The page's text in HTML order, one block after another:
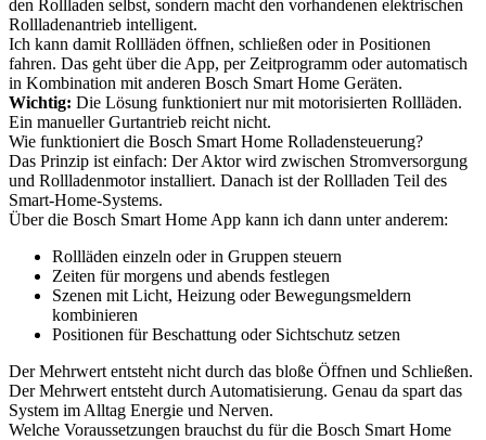
den Rollladen selbst, sondern macht den vorhandenen elektrischen
Rollladenantrieb intelligent.
Ich kann damit Rollläden öffnen, schließen oder in Positionen
fahren. Das geht über die App, per Zeitprogramm oder automatisch
in Kombination mit anderen Bosch Smart Home Geräten.
Wichtig: Die Lösung funktioniert nur mit motorisierten Rollläden.
Ein manueller Gurtantrieb reicht nicht.
Wie funktioniert die Bosch Smart Home Rolladensteuerung?
Das Prinzip ist einfach: Der Aktor wird zwischen Stromversorgung
und Rollladenmotor installiert. Danach ist der Rollladen Teil des
Smart-Home-Systems.
Über die Bosch Smart Home App kann ich dann unter anderem:
Rollläden einzeln oder in Gruppen steuern
Zeiten für morgens und abends festlegen
Szenen mit Licht, Heizung oder Bewegungsmeldern
kombinieren
Positionen für Beschattung oder Sichtschutz setzen
Der Mehrwert entsteht nicht durch das bloße Öffnen und Schließen.
Der Mehrwert entsteht durch Automatisierung. Genau da spart das
System im Alltag Energie und Nerven.
Welche Voraussetzungen brauchst du für die Bosch Smart Home